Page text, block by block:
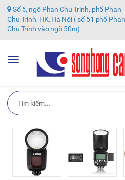
Số 5, ngõ Phan Chu Trinh, phố Phan
Chu Trinh, HK, Hà Nội ( số 51 phố Phan
Chu Trinh vào ngõ 50m)
Toggle
navigation